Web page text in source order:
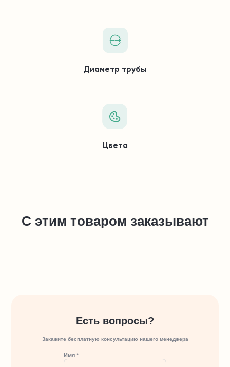
Диаметр трубы
Цвета
С этим товаром заказывают
Есть вопросы?
Закажите бесплатную консультацию нашего менеджера
Имя *